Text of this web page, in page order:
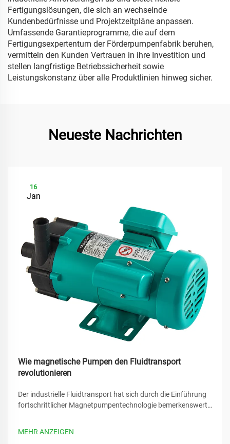
Fertigungslösungen, die sich an wechselnde
Kundenbedürfnisse und Projektzeitpläne anpassen.
Umfassende Garantieprogramme, die auf dem
Fertigungsexpertentum der Förderpumpenfabrik beruhen,
vermitteln den Kunden Vertrauen in ihre Investition und
stellen langfristige Betriebssicherheit sowie
Leistungskonstanz über alle Produktlinien hinweg sicher.
Neueste Nachrichten
16
Jan
Wie magnetische Pumpen den Fluidtransport
revolutionieren
Der industrielle Fluidtransport hat sich durch die Einführung
fortschrittlicher Magnetpumpentechnologie bemerkenswert
MEHR ANZEIGEN